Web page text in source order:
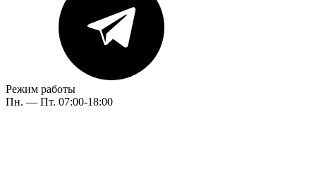
Режим работы
Пн. — Пт. 07:00-18:00